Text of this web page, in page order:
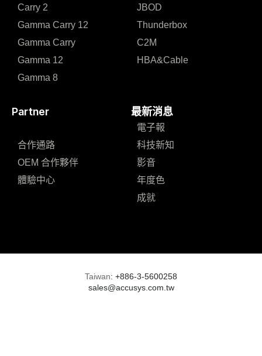
Carry 2
Gamma Carry 12
Gamma Carry
Gamma 12
Gamma 8
JBOD
Thunderbox
C2M
HBA&Cable
Partner 最新消息
合作通路
OEM 合作夥伴
體驗中心
電子報
科技新知
影音
年度色
成就
Taiwan: +886-3-5600258
sales@accusys.com.tw